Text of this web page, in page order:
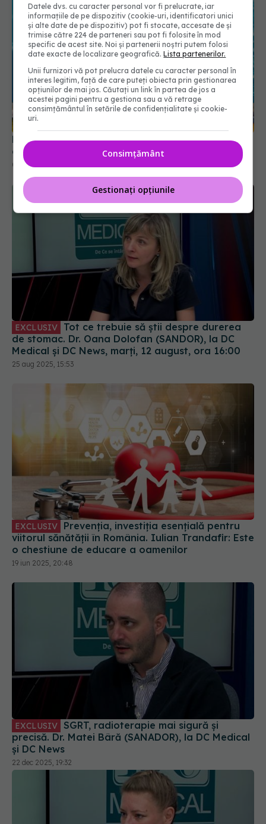
Pericolul invizibil al sezonului cald. La ce să fii
atent dacă mergi la mare sau piscină
09 aug 2025, 16:43
EXCLUSIV
de stomac. Dr. Oana Dolofan (SANDOR), la DC
Medical și DC News, marți, 12 august, ora 16:00
25 aug 2025, 15:53
EXCLUSIV
viitorul sănătății în România. Iulian Trandafir: Este
o chestiune de educare a oamenilor
19 iun 2025, 20:48
EXCLUSIV
precisă. Dr. Matei Bâră (SANADOR), la DC Medical
și DC News
22 dec 2025, 19:32
Datele dvs. cu caracter personal vor fi prelucrate, iar
informațiile de pe dispozitiv (cookie-uri, identificatori unici
și alte date de pe dispozitiv) pot fi stocate, accesate de și
trimise către 224 de parteneri sau pot fi folosite în mod
specific de acest site. Noi și partenerii noștri putem folosi
date exacte de localizare geografică.Lista partenerilor.
Unii furnizori vă pot prelucra datele cu caracter personal în
interes legitim, față de care puteți obiecta prin gestionarea
opțiunilor de mai jos. Căutați un link în partea de jos a
acestei pagini pentru a gestiona sau a vă retrage
consimțământul în setările de confidențialitate și cookie-
uri.
Consimțământ
Gestionați opțiunile